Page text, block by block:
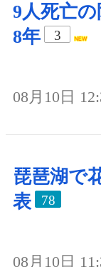
9人死亡
8年
3
08月10日
琵琶湖で
表
78
08月10日